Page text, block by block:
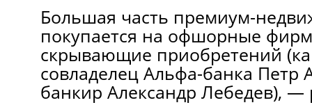
Большая часть премиум-
покупается на офшорные
скрывающие приобретений
совладелец Альфа-банка
банкир Александр Лебедев), —